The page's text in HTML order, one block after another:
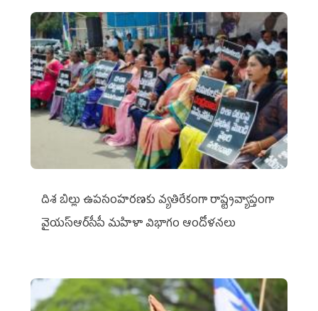
దిశ బిల్లు ఉపసంహరణకు వ్యతిరేకంగా రాష్ట్రవ్యాప్తంగా
వైయ‌స్ఆర్‌సీపీ మహిళా విభాగం ఆందోళనలు